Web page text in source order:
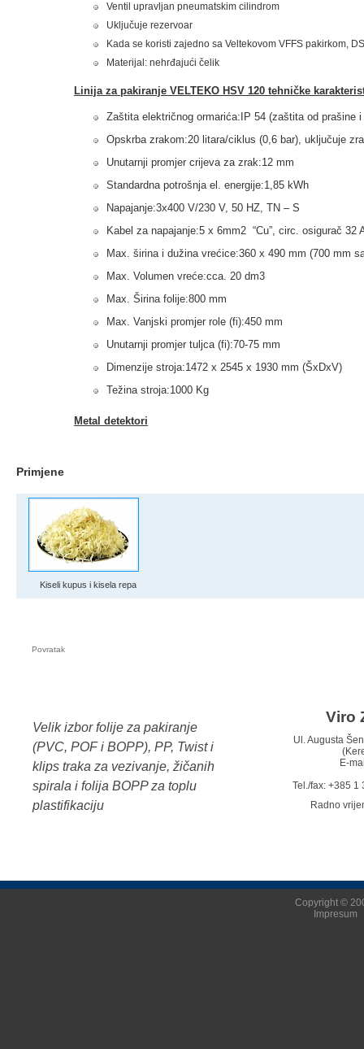
Ventil upravljan pneumatskim cilindrom
Uključuje rezervoar
Kada se koristi zajedno sa Veltekovom VFFS pakirkom,
Materijal: nehrđajući čelik
Linija za pakiranje VELTEKO HSV 120 tehničke
Zaštita električnog ormarića:IP 54 (zaštita od prašine
Opskrba zrakom:20 litara/ciklus (0,6 bar), uključuje
Unutarnji promjer crijeva za zrak:12 mm
Standardna potrošnja el. energije:1,85 kWh
Napajanje:3x400 V/230 V, 50 HZ, TN – S
Kabel za napajanje:5 x 6mm2 “Cu”, circ. osigurač 32
Max. širina i dužina vrećice:360 x 490 mm (700 mm
Max. Volumen vreće:cca. 20 dm3
Max. Širina folije:800 mm
Max. Vanjski promjer role (fi):450 mm
Unutarnji promjer tuljca (fi):70-75 mm
Dimenzije stroja:1472 x 2545 x 1930 mm (ŠxDxV)
Težina stroja:1000 Kg
Metal detektori
Primjene
Kiseli kupus i kisela repa
Povratak
Velik izbor folije za pakiranje
(PVC, POF i BOPP), PP, Twist i
klips traka za vezivanje, žičanih
spirala i folija BOPP za toplu
plastifikaciju
Viro
Ul. Augusta
E-
Tel./fax: +385 1
Radno
Copyright ©
Impresum